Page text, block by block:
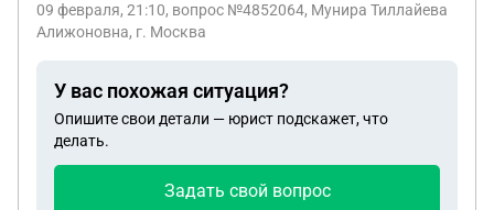
поделиться геолокация. Вчера почему-то
деле каждый день передаю.Завтра мне надо
ехать на Сахарова чтобы подать на патент
09 февраля, 21:10, вопрос №4852064, Мунира Тиллайева
Алижоновна, г. Москва
У вас похожая ситуация?
Опишите свои детали — юрист подскажет, что
делать.
Задать свой вопрос